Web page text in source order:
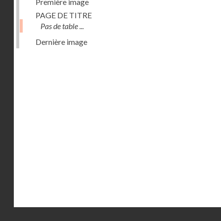
PAGE DE TITRE
Pas de table ...
Dernière image